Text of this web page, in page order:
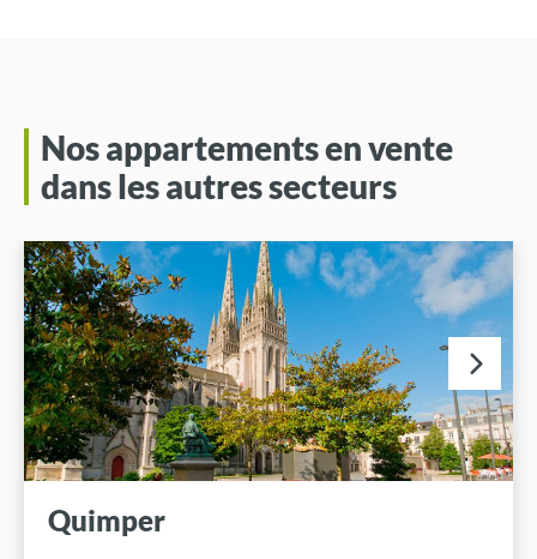
Nos appartements en vente
dans les autres secteurs
Quimper